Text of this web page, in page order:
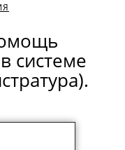
системе